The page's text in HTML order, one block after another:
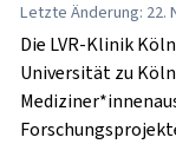
Letzte Änderung: 22.
Die LVR-Klinik
Universität zu